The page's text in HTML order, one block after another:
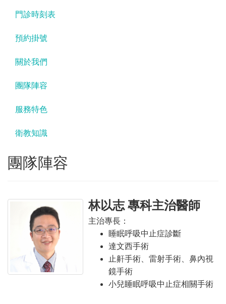
門診時刻表
預約掛號
關於我們
團隊陣容
服務特色
衛教知識
團隊陣容
林以志 專科主治醫師
主治專長：
睡眠呼吸中止症診斷
達文西手術
止鼾手術、雷射手術、鼻內視
鏡手術
小兒睡眠呼吸中止症相關手術